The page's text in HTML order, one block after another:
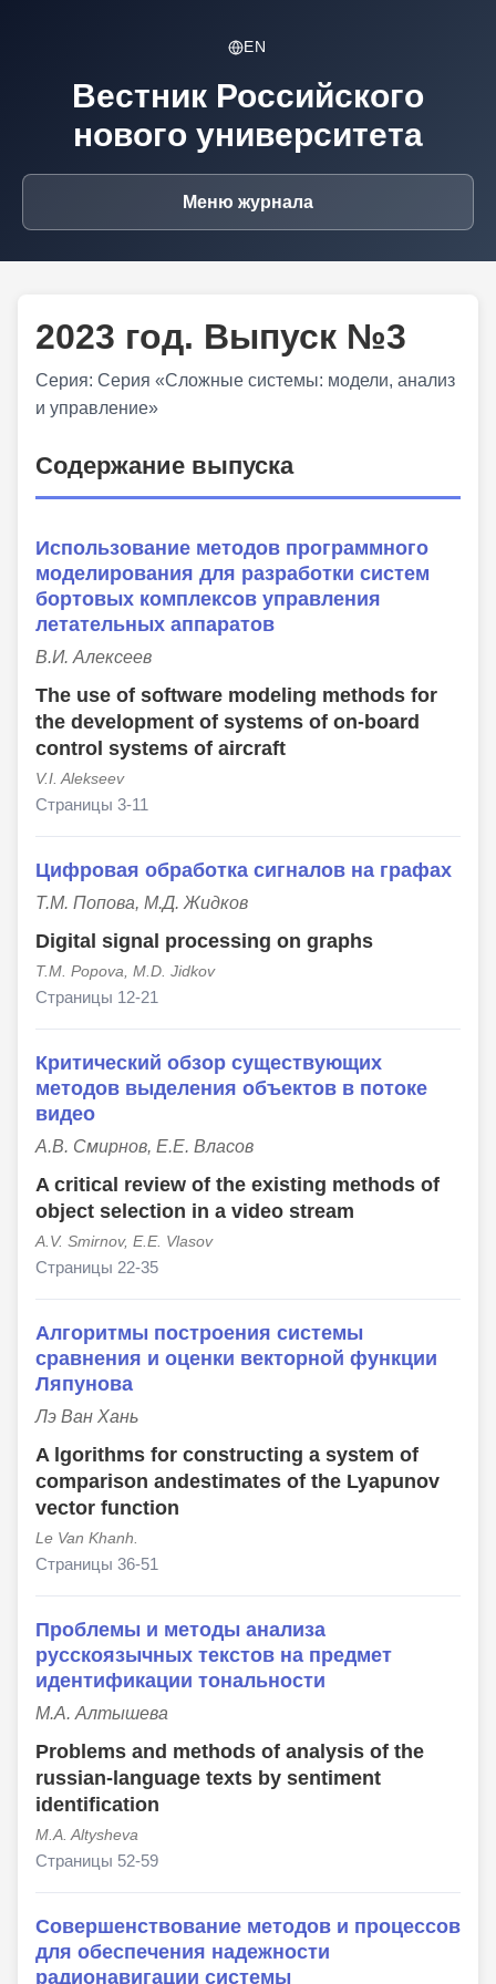
EN
Вестник Российского
нового университета
Меню журнала
2023 год. Выпуск №3
Серия: Серия «Сложные системы: модели, анализ
и управление»
Содержание выпуска
Использование методов программного
моделирования для разработки систем
бортовых комплексов управления
летательных аппаратов
В.И. Алексеев
The use of software modeling methods for
the development of systems of on-board
control systems of aircraft
V.I. Alekseev
Страницы 3-11
Цифровая обработка сигналов на графах
Т.М. Попова, М.Д. Жидков
Digital signal processing on graphs
T.M. Popova, M.D. Jidkov
Страницы 12-21
Критический обзор существующих
методов выделения объектов в потоке
видео
А.В. Смирнов, Е.Е. Власов
A critical review of the existing methods of
object selection in a video stream
A.V. Smirnov, E.E. Vlasov
Страницы 22-35
Алгоритмы построения системы
сравнения и оценки векторной функции
Ляпунова
Лэ Ван Хань
A lgorithms for constructing a system of
comparison andestimates of the Lyapunov
vector function
Le Van Khanh.
Страницы 36-51
Проблемы и методы анализа
русскоязычных текстов на предмет
идентификации тональности
М.А. Алтышева
Problems and methods of analysis of the
russian-language texts by sentiment
identification
M.A. Altysheva
Страницы 52-59
Совершенствование методов и процессов
для обеспечения надежности
радионавигации системы